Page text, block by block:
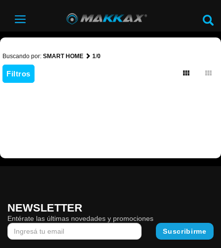
Buscando por: SMART HOME 1/0
Filtros
NEWSLETTER
Entérate las últimas novedades y promociones